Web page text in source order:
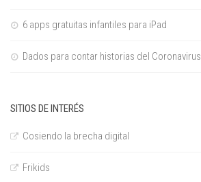
6 apps gratuitas infantiles para iPad
Dados para contar historias del Coronavirus
SITIOS DE INTERÉS
Cosiendo la brecha digital
Frikids